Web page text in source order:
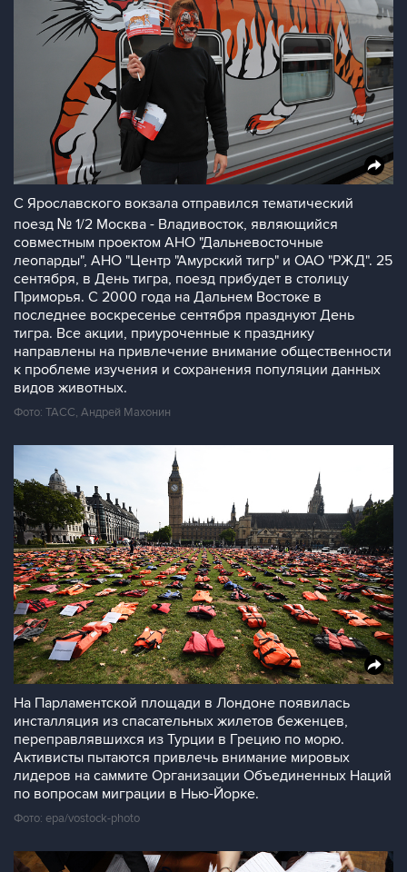
С Ярославского вокзала отправился тематический
поезд № 1/2 Москва - Владивосток, являющийся
совместным проектом АНО "Дальневосточные
леопарды", АНО "Центр "Амурский тигр" и ОАО "РЖД". 25
сентября, в День тигра, поезд прибудет в столицу
Приморья. С 2000 года на Дальнем Востоке в
последнее воскресенье сентября празднуют День
тигра. Все акции, приуроченные к празднику
направлены на привлечение внимание общественности
к проблеме изучения и сохранения популяции данных
видов животных.
Фото: ТАСС, Андрей Махонин
На Парламентской площади в Лондоне появилась
инсталляция из спасательных жилетов беженцев,
переправлявшихся из Турции в Грецию по морю.
Активисты пытаются привлечь внимание мировых
лидеров на саммите Организации Объединенных Наций
по вопросам миграции в Нью-Йорке.
Фото: epa/vostock-photo